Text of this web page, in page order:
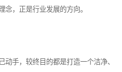
念，正是行业发展的方向。
动手，较终目的都是打造一个洁净、